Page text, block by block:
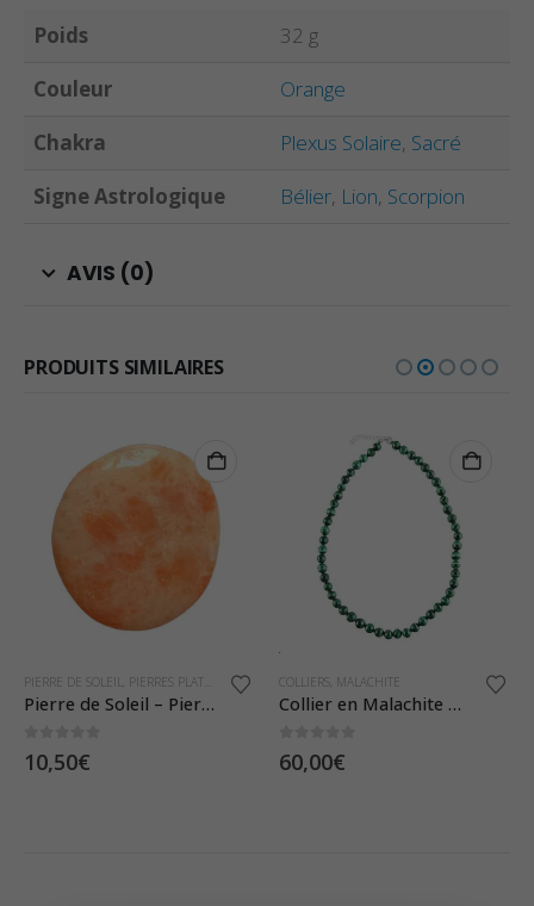
Poids
32 g
Couleur
Orange
Chakra
Plexus Solaire, Sacré
Signe Astrologique
Bélier, Lion, Scorpion
AVIS (0)
PRODUITS SIMILAIRES
PIERRE DE SOLEIL PIERRES PLATES
Pierre de Soleil – Pierre Plate
10,50€
COLLIERS MALACHITE
Collier en Malachite – Pierres Boules 8mm
60,00€